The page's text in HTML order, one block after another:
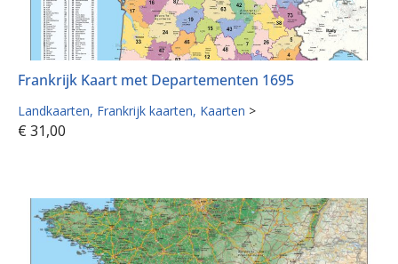
Frankrijk Kaart met Departementen 1695
Landkaarten Frankrijk kaarten Kaarten >
€ 31,00